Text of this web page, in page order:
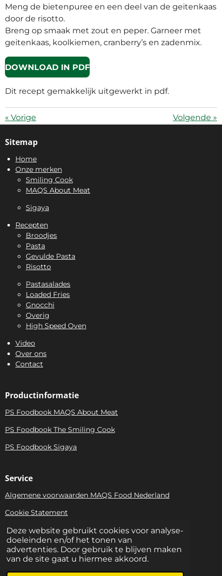
Deze website gebruikt cookies voor analyse-
doeleinden en/of het tonen van
advertenties. Door gebruik te blijven maken
van de site gaat u hiermee akkoord.
Meng de bietenpuree en een deel van de geitenkaas
door de risotto.
Breng op smaak met zout en peper. Garneer met
geitenkaas, koolkiemen, cranberry’s en zadenmix.
DOWNLOAD IN PDF
Dit recept gemakkelijk uitgewerkt in pdf.
« Vorige Volgende »
Sitemap
Home
Onze merken
Smiling Cook
MAQS About Meat
Sigaya
Recepten
Broodjes
Pasta
Gevulde Pasta
Risotto
Pastasalades
Loaded Fries
Gnocchi
Overig
High Speed Oven
Video
Over ons
Contact
Productinformatie
PS Foodbook MAQS About Meat
PS Foodbook The Smiling Cook
PS Foodbook Sigaya
Service
Algemene voorwaarden MAQS Food Nederland
Cookie Statement
Privacy Statement
Bezoekadres: Niels Bohrweg 161 • 3542 CA Utrecht |
Postadres: Witzand 7 • 1261 BM Blaricum |